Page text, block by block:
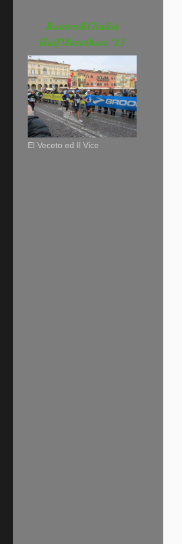
Romeo&Giuliet
HalfMarathon '13
El Veceto ed Il Vice